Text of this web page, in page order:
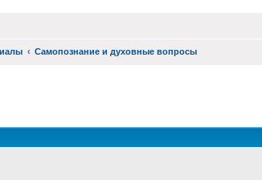
Самопознание и духовные вопросы